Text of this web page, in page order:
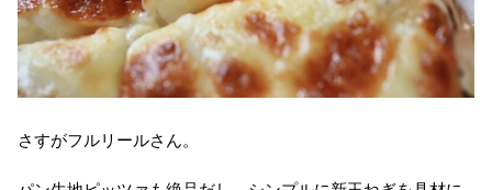
さすがフルリールさん。